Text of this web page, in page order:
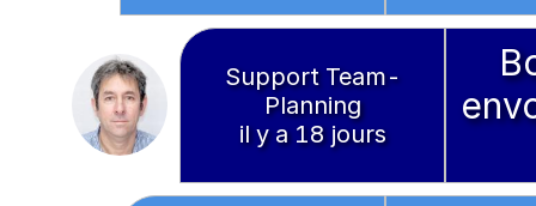
Support Team-
Planning
il y a 18 jours